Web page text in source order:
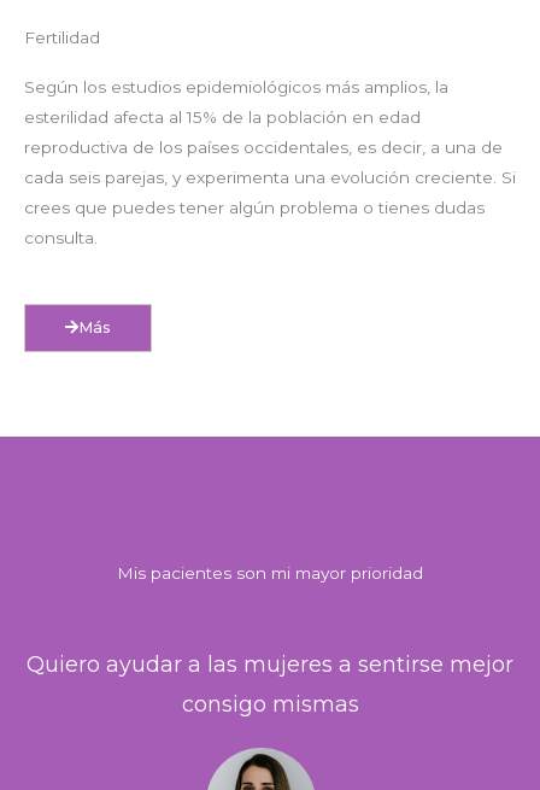
Fertilidad
Según los estudios epidemiológicos más amplios, la
esterilidad afecta al 15% de la población en edad
reproductiva de los países occidentales, es decir, a una de
cada seis parejas, y experimenta una evolución creciente. Si
crees que puedes tener algún problema o tienes dudas
consulta.
Más
Mis pacientes son mi mayor prioridad
Quiero ayudar a las mujeres a sentirse mejor
consigo mismas